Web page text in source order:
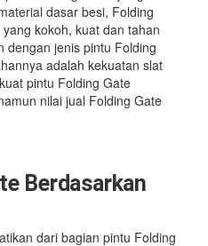
dasar besi, Folding
kokoh, kuat dan tahan
dengan jenis pintu Folding
adalah kekuatan slat
pintu Folding Gate
nilai jual Folding Gate
Berdasarkan
dari bagian pintu Folding